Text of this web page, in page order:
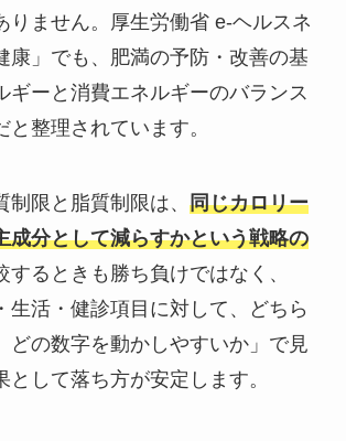
りません。厚生労働省 e-ヘルスネ
康」でも、肥満の予防・改善の基
ギーと消費エネルギーのバランス
と整理されています。
制限と脂質制限は、 同じカロリー
成分として減らすかという戦略の
するときも勝ち負けではなく、
生活・健診項目に対して、どちら
どの数字を動かしやすいか」で見
として落ち方が安定します。